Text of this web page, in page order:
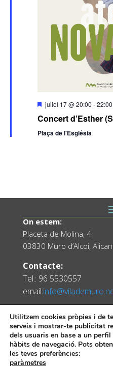
Destacats
juliol 17 @ 20:00 -22:00
Concert d’Esther
Plaça de l'Església
On estem:
Placeta de Molina, 4
03830 Muro d’Alcoi,
Contacte:
Tel.: 96 5530557
email:
Utilitzem cookies pròpies i de
serveis i mostrar-te publicitat
dels usuaris en base a un
hàbits de navegació. Pots
les teves preferències:
paràmetres